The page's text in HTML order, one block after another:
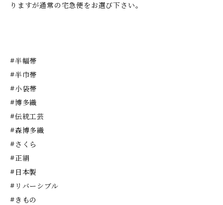
りますが通常の宅急便をお選び下さい。
#半幅帯
#半巾帯
#小袋帯
#博多織
#伝統工芸
#森博多織
#さくら
#正絹
#日本製
#リバーシブル
#きもの